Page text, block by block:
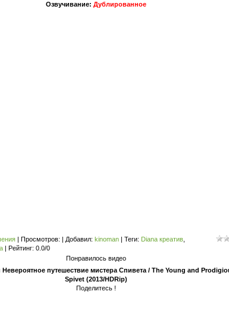
Озвучивание: Дублированное
| Просмотров: | Добавил: kinoman| Теги: Diana креатив,
| Рейтинг: 0.0/0
Понравилось видео
путешествие мистера Спивета / The Young and
Spivet (2013/HDRip)
Поделитесь !